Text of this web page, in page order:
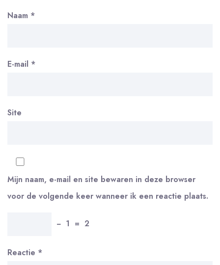
Naam *
E-mail *
Site
Mijn naam, e-mail en site bewaren in deze browser
voor de volgende keer wanneer ik een reactie plaats.
− 1 = 2
Reactie *